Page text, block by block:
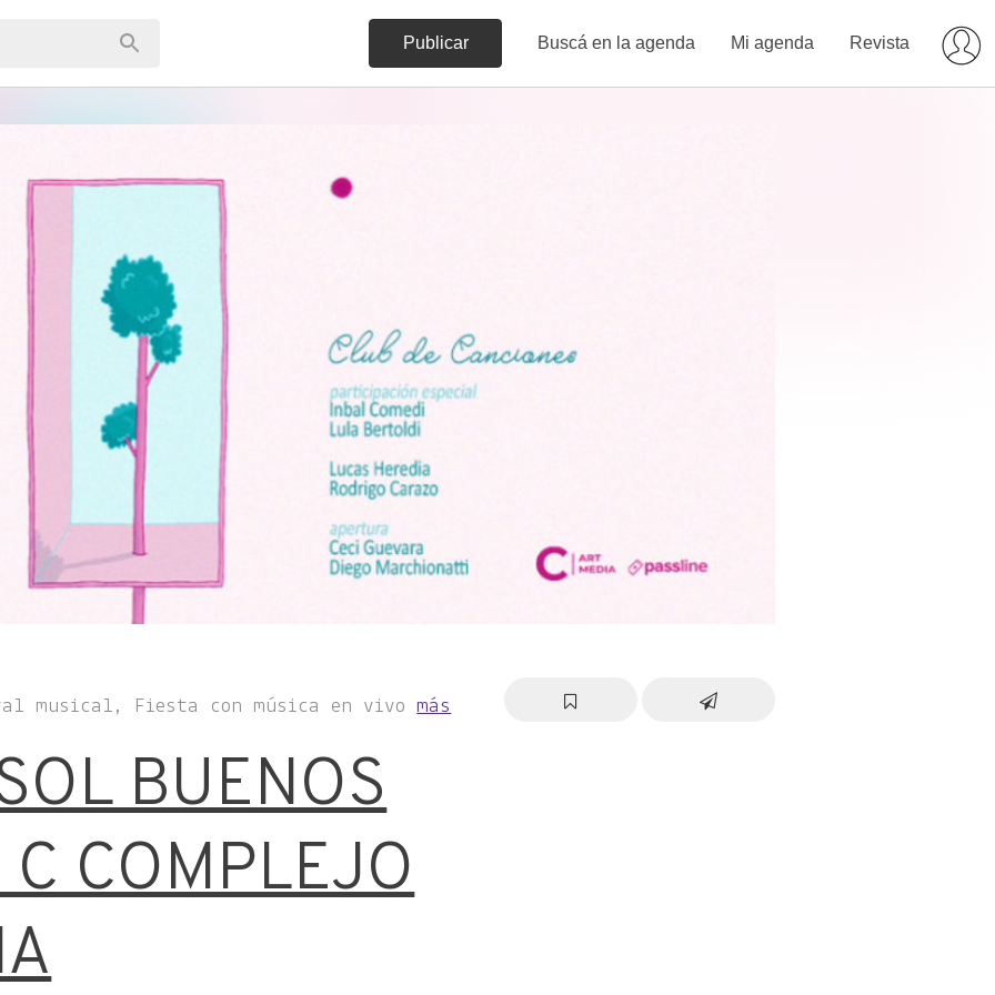
Publicar Buscá en la agenda Mi agenda Revista
musical, Fiesta con música en vivomás
BUENOS
COMPLEJO